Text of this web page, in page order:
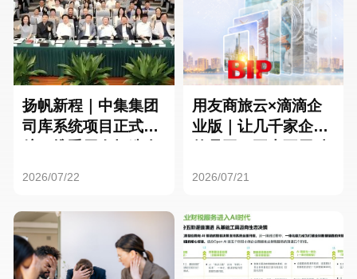
扬帆新程｜中集集团
司库系统项目正式启
2026/07/22
用友商旅云×滴滴企
业版｜让几千家企业
2026/07/21